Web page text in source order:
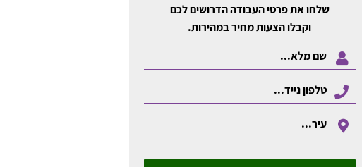
שלחו את פרטי העבודה הדרושים לכם
וקבלו הצעות מחיר במהירות.